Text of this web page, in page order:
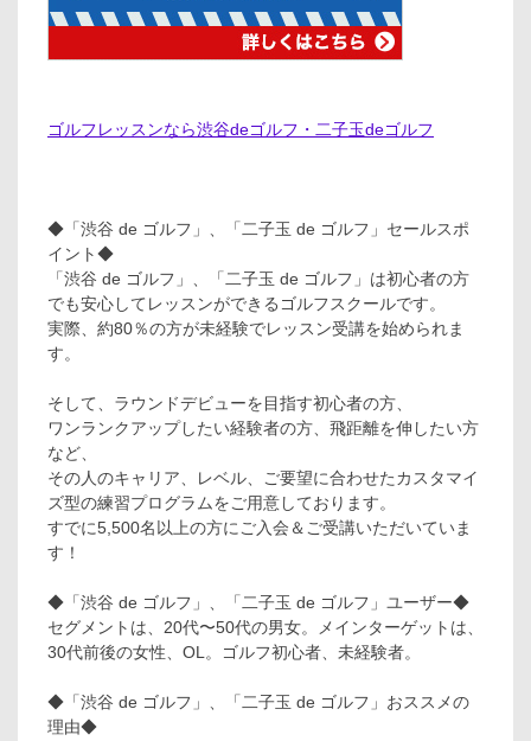
ゴルフレッスンなら渋谷deゴルフ・二子玉deゴルフ
◆「渋谷 de ゴルフ」、「二子玉 de ゴルフ」セールスポ
イント◆
「渋谷 de ゴルフ」、「二子玉 de ゴルフ」は初心者の方
でも安心してレッスンができるゴルフスクールです。
実際、約80％の方が未経験でレッスン受講を始められま
す。
そして、ラウンドデビューを目指す初心者の方、
ワンランクアップしたい経験者の方、飛距離を伸したい方
など、
その人のキャリア、レベル、ご要望に合わせたカスタマイ
ズ型の練習プログラムをご用意しております。
すでに5,500名以上の方にご入会＆ご受講いただいていま
す！
◆「渋谷 de ゴルフ」、「二子玉 de ゴルフ」ユーザー◆
セグメントは、20代〜50代の男女。メインターゲットは、
30代前後の女性、OL。ゴルフ初心者、未経験者。
◆「渋谷 de ゴルフ」、「二子玉 de ゴルフ」おススメの
理由◆